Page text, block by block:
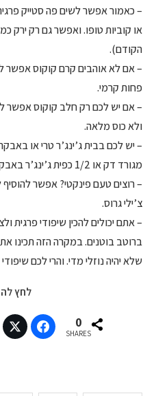
– כאמור אפשר לשים פה סטייק
או קוביות טופו. ואפשר גם רק ירק
הקודם).
– אם לא אוהבים קרם קוקוס אפשר
פחות קרמי.
ולא כוס מלאה.
– יש לכם בבית ג’ינג’ר טרי או
מגורד דק או 1/2 כפית ג’ינג’ר באבקה.
צ’ילי גרוס.
– אתם יכולים להכין שיפודי פרגית
שלא יהיה נוזלי מדי. והרי לכם
לחץ
0
SHARES